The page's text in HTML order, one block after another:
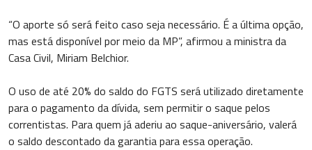
“O aporte só será feito caso seja necessário. É a última opção,
mas está disponível por meio da MP”, afirmou a ministra da
Casa Civil, Miriam Belchior.
O uso de até 20% do saldo do FGTS será utilizado diretamente
para o pagamento da dívida, sem permitir o saque pelos
correntistas. Para quem já aderiu ao saque-aniversário, valerá
o saldo descontado da garantia para essa operação.